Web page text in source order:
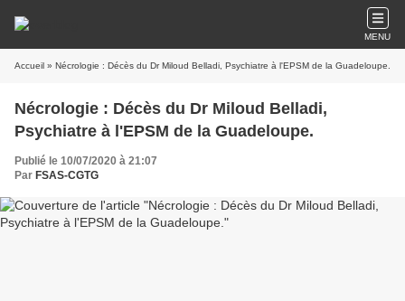
MENU
Accueil » Nécrologie : Décès du Dr Miloud Belladi, Psychiatre à l'EPSM de la Guadeloupe.
Nécrologie : Décès du Dr Miloud Belladi,
Psychiatre à l'EPSM de la Guadeloupe.
Publié le 10/07/2020 à 21:07
Par FSAS-CGTG